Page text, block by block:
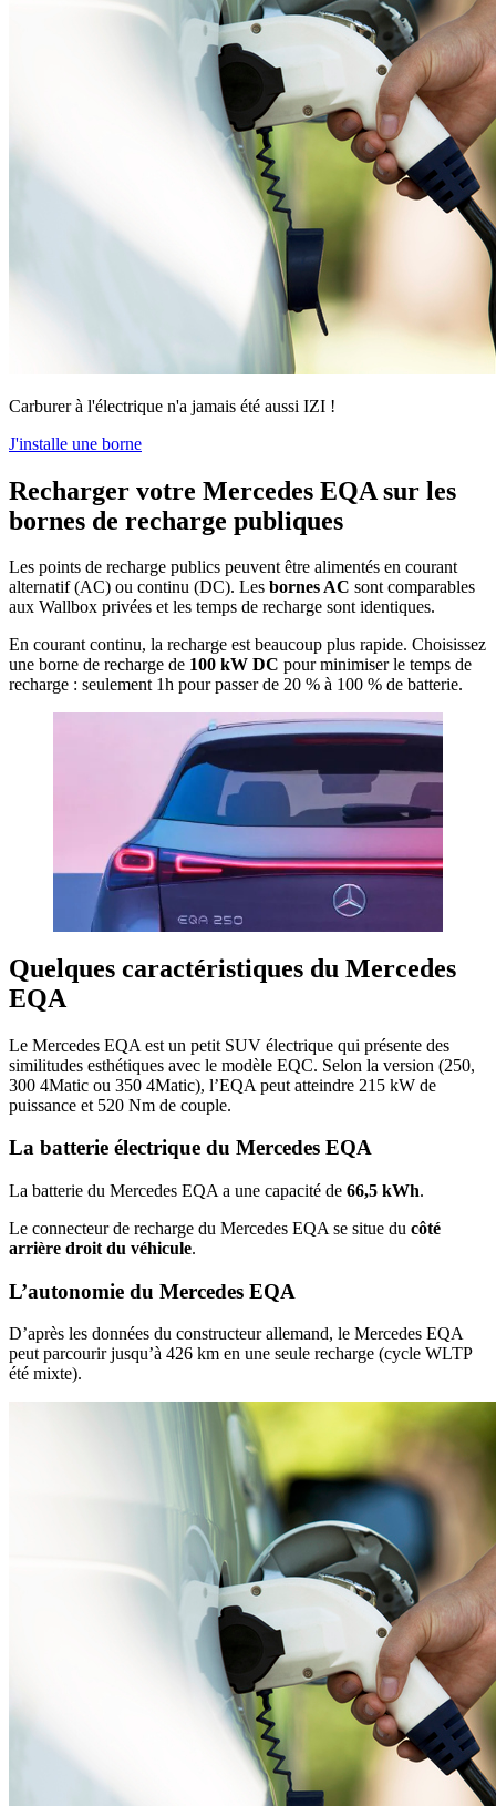
Carburer à l'électrique n'a jamais été aussi IZI !
J'installe une borne
​Recharger votre Mercedes EQA sur les
bornes de recharge publiques
Les points de recharge publics peuvent être alimentés en courant
alternatif (AC) ou continu (DC). Les bornes AC sont comparables
aux Wallbox privées et les temps de recharge sont identiques.
En courant continu, la recharge est beaucoup plus rapide. Choisissez
une borne de recharge de 100 kW DC pour minimiser le temps de
recharge : seulement 1h pour passer de 20 % à 100 % de batterie.
​Quelques caractéristiques du Mercedes
EQA
Le Mercedes EQA est un petit SUV électrique qui présente des
similitudes esthétiques avec le modèle EQC. Selon la version (250,
300 4Matic ou 350 4Matic), l’EQA peut atteindre 215 kW de
puissance et 520 Nm de couple.
​La batterie électrique du Mercedes EQA
La batterie du Mercedes EQA a une capacité de 66,5 kWh.
Le connecteur de recharge du Mercedes EQA se situe du côté
arrière droit du véhicule.
​L’autonomie du Mercedes EQA
D’après les données du constructeur allemand, le Mercedes EQA
peut parcourir jusqu’à 426 km en une seule recharge (cycle WLTP
été mixte).